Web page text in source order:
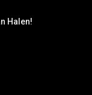
Halen!